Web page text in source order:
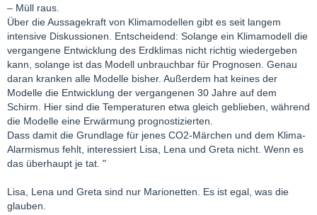
– Müll raus.
Über die Aussagekraft von Klimamodellen gibt es seit langem
intensive Diskussionen. Entscheidend: Solange ein Klimamodell die
vergangene Entwicklung des Erdklimas nicht richtig wiedergeben
kann, solange ist das Modell unbrauchbar für Prognosen. Genau
daran kranken alle Modelle bisher. Außerdem hat keines der
Modelle die Entwicklung der vergangenen 30 Jahre auf dem
Schirm. Hier sind die Temperaturen etwa gleich geblieben, während
die Modelle eine Erwärmung prognostizierten.
Dass damit die Grundlage für jenes CO2-Märchen und dem Klima-
Alarmismus fehlt, interessiert Lisa, Lena und Greta nicht. Wenn es
das überhaupt je tat. "
Lisa, Lena und Greta sind nur Marionetten. Es ist egal, was die
glauben.